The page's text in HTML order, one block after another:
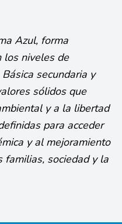
Azul, forma
los niveles de
secundaria y
sólidos que
y a la libertad
para acceder
y al mejoramiento
familias, sociedad y la